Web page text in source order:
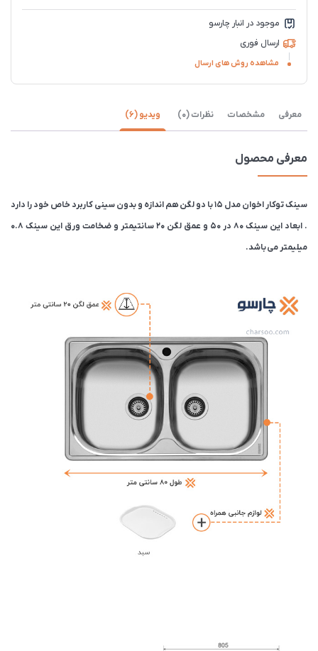
موجود در انبار چارسو
ارسال فوری
مشاهده روش های ارسال
معرفی مشخصات نظرات (0) ویدیو (6)
معرفی محصول
سینک توکار اخوان مدل 15 با دو لگن هم اندازه و بدون سینی کاربرد خاص خود را دارد
. ابعاد این سینک 80 در 50 و عمق لگن 20 سانتیمتر و ضخامت ورق این سینک 0.8
میلیمتر می باشد.